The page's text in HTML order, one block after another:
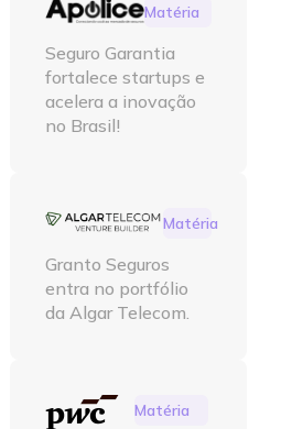
Matéria
Seguro Garantia
fortalece startups e
acelera a inovação
no Brasil!
Matéria
Granto Seguros
entra no portfólio
da Algar Telecom.
Matéria